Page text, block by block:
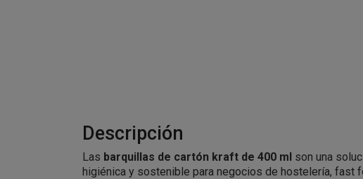
Descripción
Las barquillas de cartón kraft de 400 ml son una
higiénica y sostenible para negocios de hostelería, fast